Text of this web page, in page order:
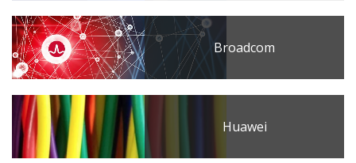
Broadcom
Huawei